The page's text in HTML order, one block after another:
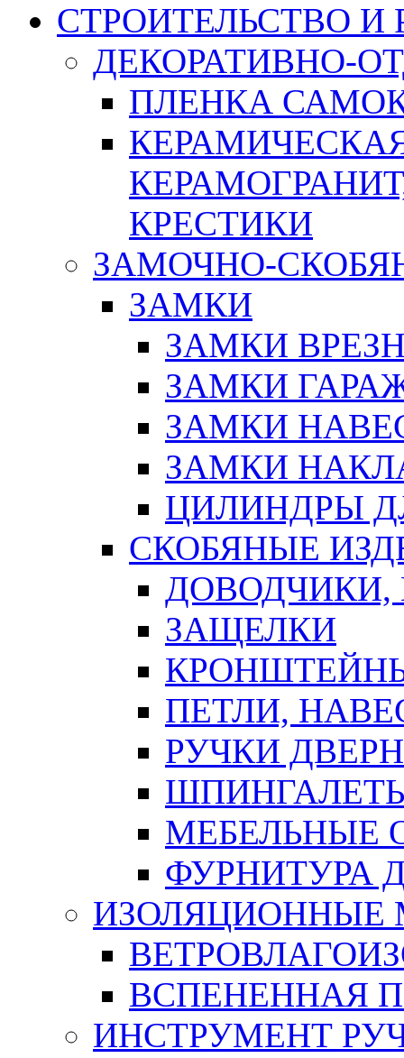
СТРОИТЕЛЬСТВО И
ДЕКОРАТИВНО-
ПЛЕНКА
КРЕСТИКИ
ЗАМОЧНО-
ЗАМКИ
ЗАМКИ
ЗАМКИ
ЗАМКИ
ЗАМКИ
ЦИЛИНДРЫ
СКОБЯНЫЕ
ЗАЩЕЛКИ
ПЕТЛИ,
РУЧКИ
МЕБЕЛЬНЫЕ
ФУРНИТУРА
ИЗОЛЯЦИОННЫЕ
ВСПЕНЕННАЯ
ИНСТРУМЕНТ